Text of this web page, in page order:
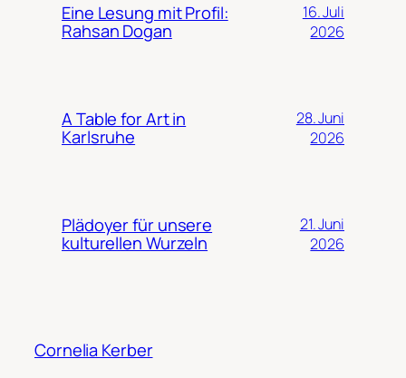
Eine Lesung mit Profil:
Rahsan Dogan
16. Juli
2026
A Table for Art in
Karlsruhe
28. Juni
2026
Plädoyer für unsere
kulturellen Wurzeln
21. Juni
2026
Cornelia Kerber